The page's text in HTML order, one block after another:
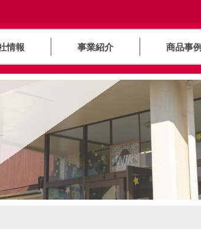
情報 事業紹介 商品事例